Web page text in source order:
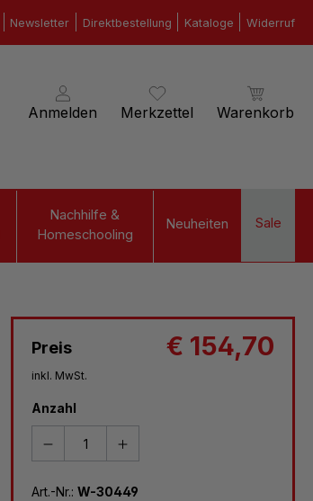
Newsletter Direktbestellung Kataloge Widerruf
Anmelden Merkzettel Warenkorb
Nachhilfe &
Homeschooling
Neuheiten Sale
Preis € 154,70
inkl. MwSt.
Anzahl
Art.-Nr.: W-30449